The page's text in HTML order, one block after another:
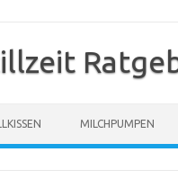
MILCHPUMPEN